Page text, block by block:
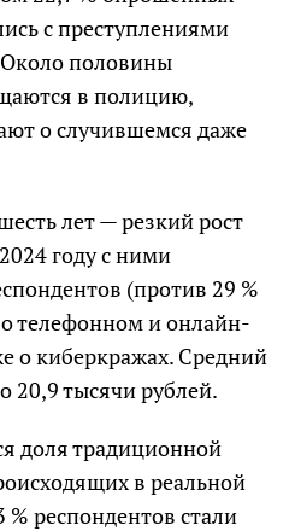
с преступлениями
Около половины
в полицию,
о случившемся даже
лет — резкий рост
году с ними
(против 29 %
о телефонном и онлайн-
о киберкражах. Средний
20,9 тысячи рублей.
доля традиционной
в реальной
респондентов стали